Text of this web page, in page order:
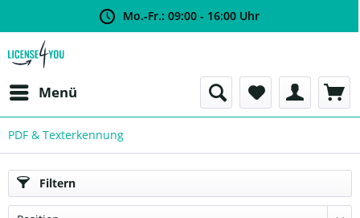
Mo.-Fr.: 09:00 - 16:00 Uhr
Menü
PDF & Texterkennung
Filtern